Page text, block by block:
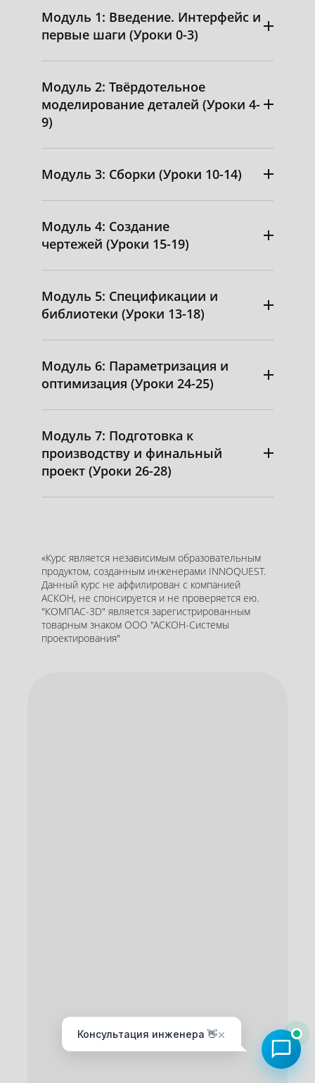
Модуль 1: Введение. Интерфейс и
первые шаги (Уроки 0-3)
Модуль 2: Твёрдотельное
моделирование деталей (Уроки 4-
9)
Модуль 3: Сборки (Уроки 10-14)
Модуль 4: Создание
чертежей (Уроки 15-19)
Модуль 5: Спецификации и
библиотеки (Уроки 13-18)
Модуль 6: Параметризация и
оптимизация (Уроки 24-25)
Модуль 7: Подготовка к
производству и финальный
проект (Уроки 26-28)
«Курс является независимым образовательным
продуктом, созданным инженерами INNOQUEST.
Данный курс не аффилирован с компанией
АСКОН, не спонсируется и не проверяется ею.
"КОМПАС-3D" является зарегистрированным
товарным знаком ООО "АСКОН-Системы
проектирования"
Консультация инженера 👋×